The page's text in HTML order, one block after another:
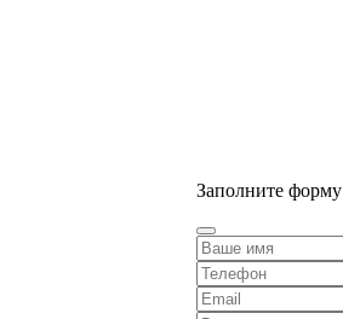
Заполните форму